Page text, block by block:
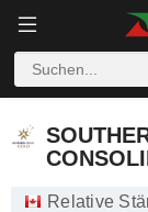
Relative